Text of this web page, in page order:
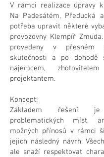
V rámci realizace úpravy
Na Padesátém, Předucká
potřeba upravit některé
provozovny Klempíř
provedeny v přesném
skutečnosti a po dohodě
nájemcem,
projektantem.
Koncept:
Základem řešení je
problematických míst,
možných přínosů v rámci
jejich následný návrh.
ale snaží respektovat